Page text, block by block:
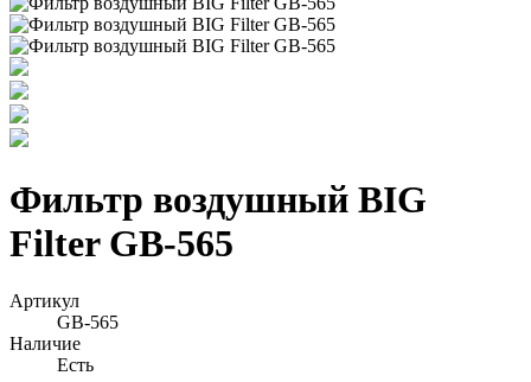
Фильтр воздушный BIG
Filter GB-565
Артикул
GB-565
Наличие
Есть